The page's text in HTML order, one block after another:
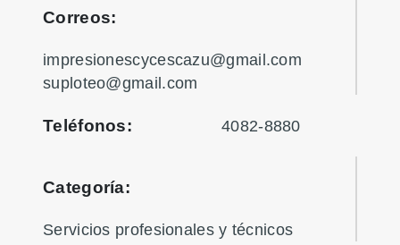
Correos:
impresionescycescazu@gmail.com
suploteo@gmail.com
Teléfonos: 4082-8880
Categoría:
Servicios profesionales y técnicos